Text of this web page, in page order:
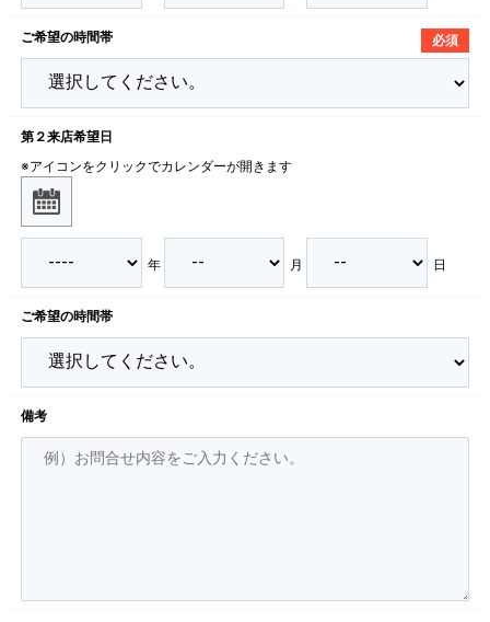
ご希望の時間帯 必須
第２来店希望日
※アイコンをクリックでカレンダーが開きます
年 月 日
ご希望の時間帯
備考